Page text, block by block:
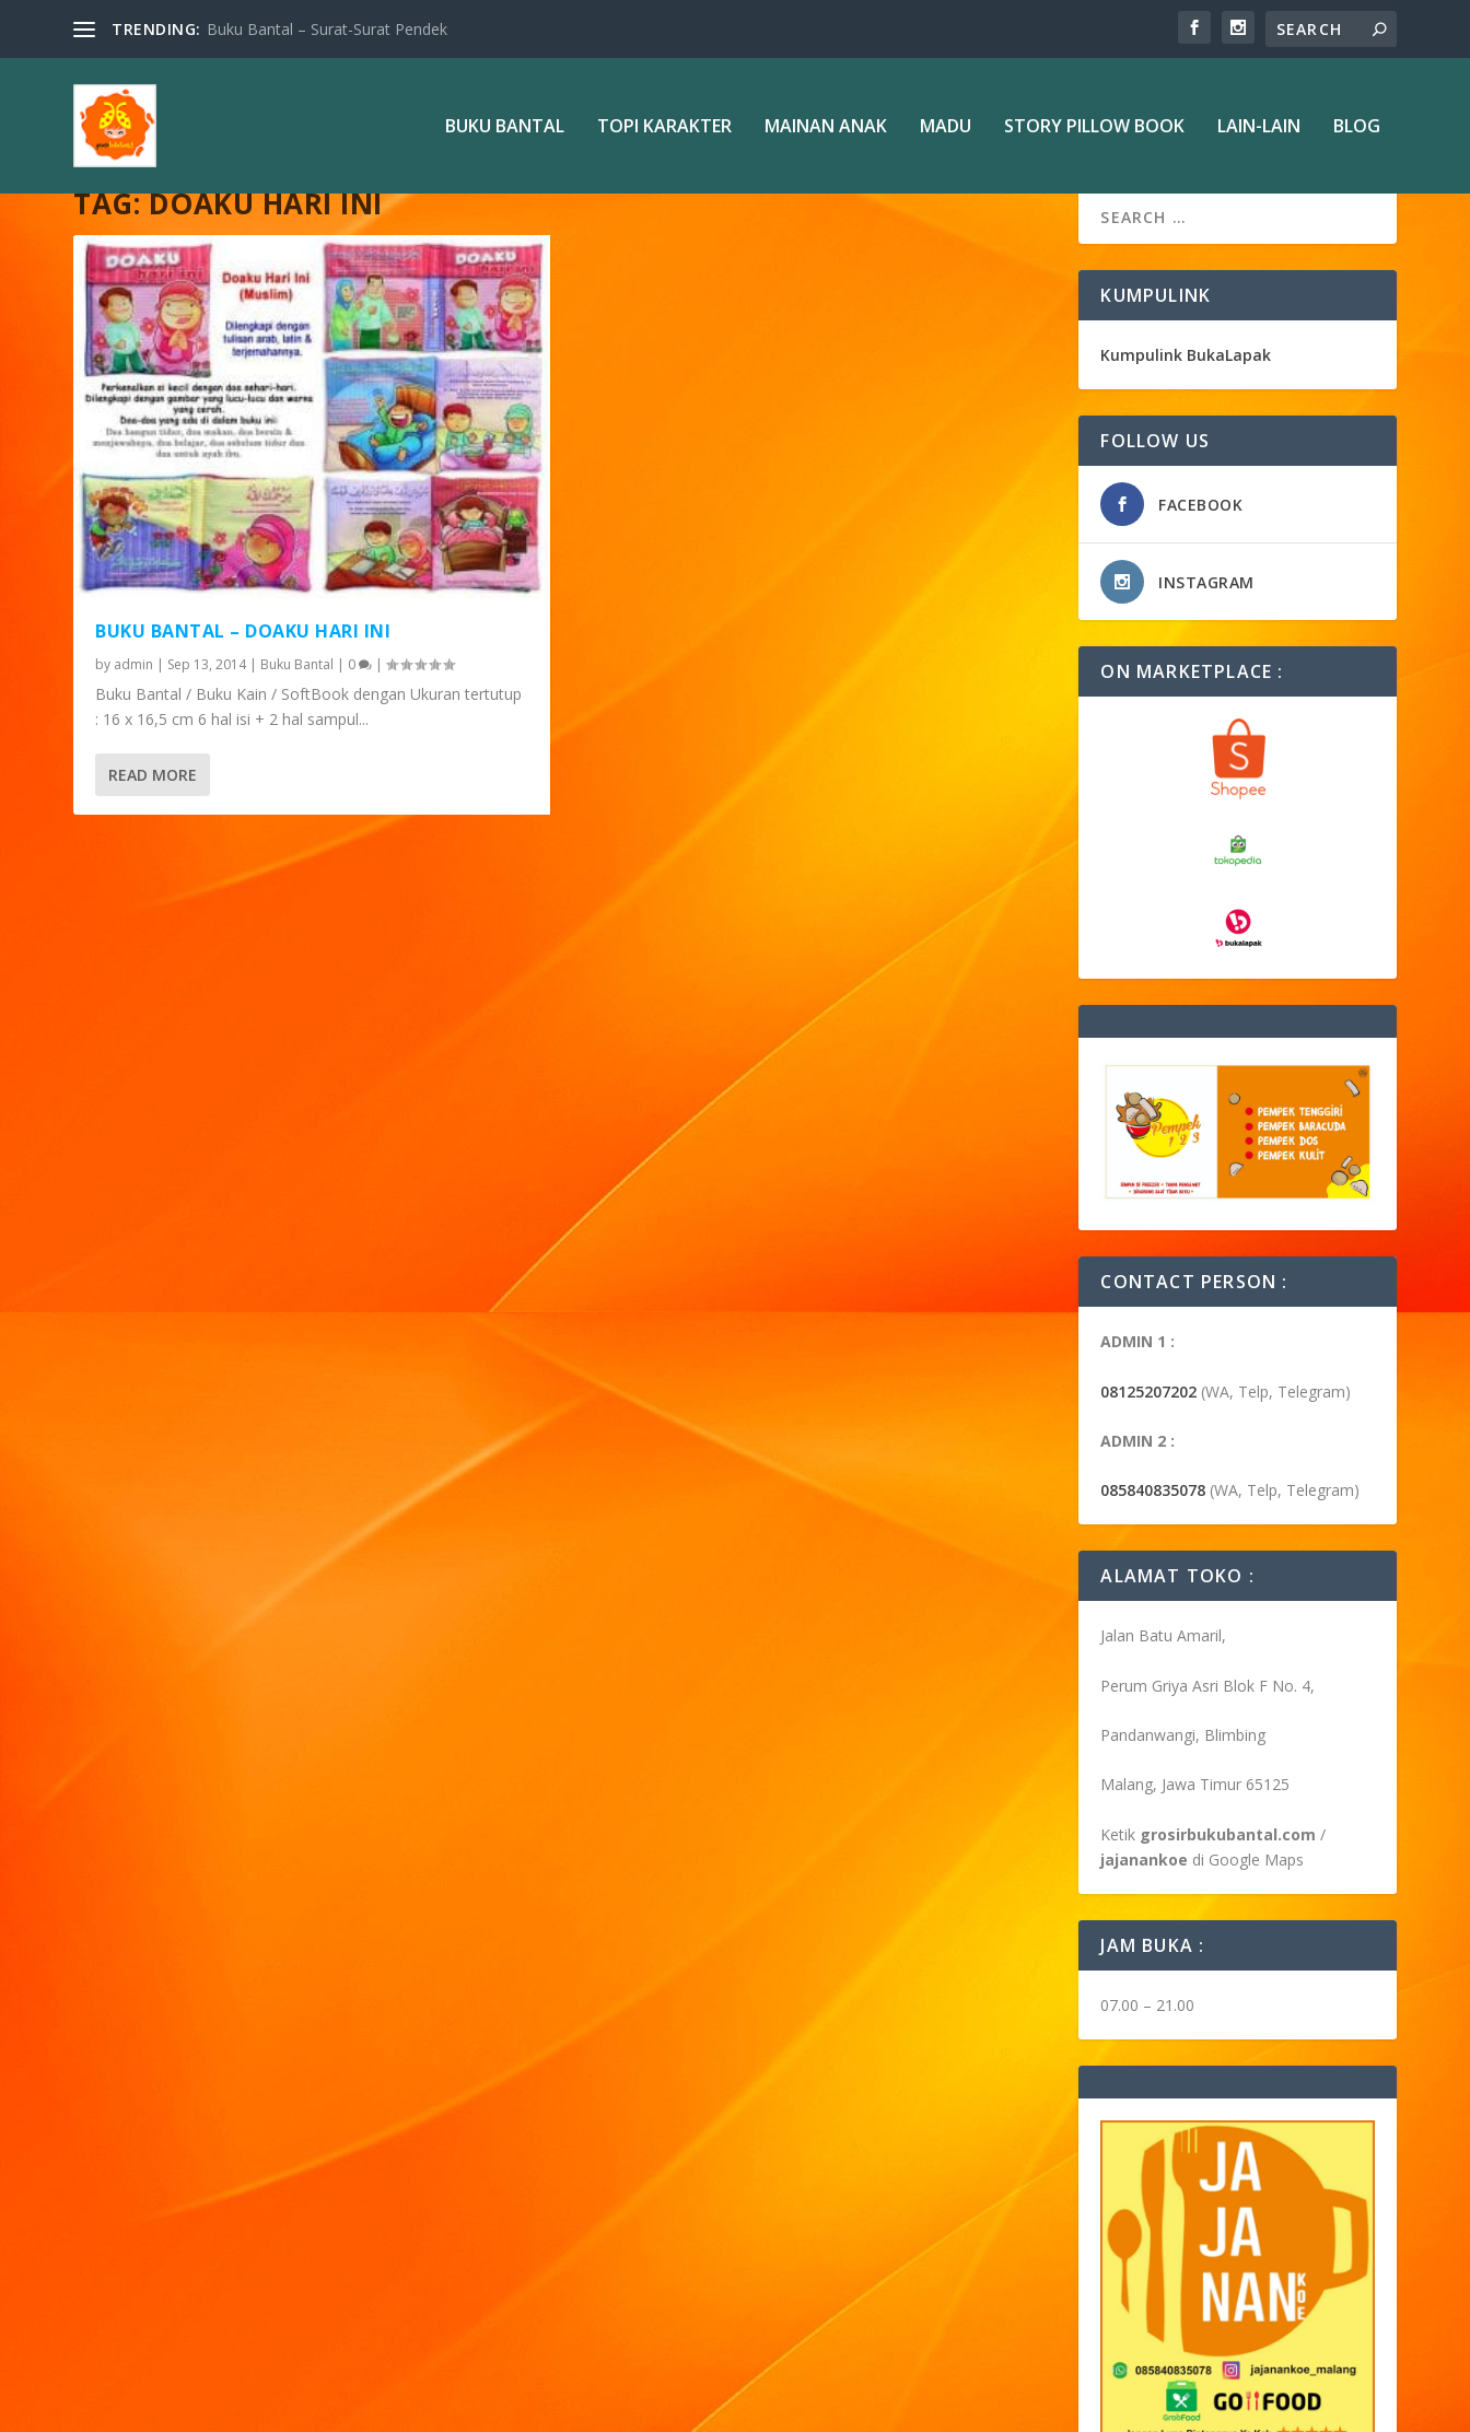
TRENDING: Buku Bantal – Surat-Surat Pendek
BUKU BANTAL TOPI KARAKTER MAINAN ANAK MADU STORY PILLOW BOOK LAIN-LAIN BLOG
TAG:DOAKU HARI INI
BUKU BANTAL – DOAKU HARI INI
by admin | Sep 13, 2014| Buku Bantal | 0 |
Buku Bantal / Buku Kain / SoftBook dengan Ukuran tertutup
: 16 x 16,5 cm 6 hal isi + 2 hal sampul...
READ MORE
KUMPULINK
Kumpulink BukaLapak
FOLLOW US
FACEBOOK
INSTAGRAM
ON MARKETPLACE :
CONTACT PERSON :
ADMIN 1 :
08125207202 (WA, Telp, Telegram)
ADMIN 2 :
085840835078 (WA, Telp, Telegram)
ALAMAT TOKO :
Jalan Batu Amaril,
Perum Griya Asri Blok F No. 4,
Pandanwangi, Blimbing
Malang, Jawa Timur 65125
Ketik grosirbukubantal.com /
jajanankoe di Google Maps
JAM BUKA :
07.00 – 21.00